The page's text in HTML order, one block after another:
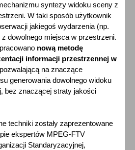
syntezy widoku sceny z
W taki sposób użytkownik
jakiegoś wydarzenia (np.
dowolnego miejsca w przestrzeni.
nową metodę
informacji przestrzennej w
na znaczące
generowania dowolnego widoku
bez znaczącej straty jakości
techniki zostały zaprezentowane
ekspertów MPEG-FTV
Standaryzacyjnej,